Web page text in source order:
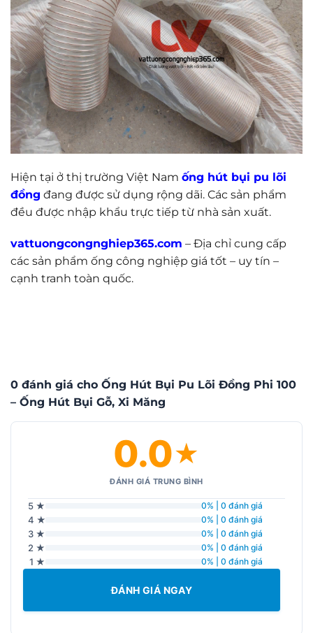
Hiện tại ở thị trường Việt Nam ống hút bụi pu lõi
đồng đang được sử dụng rộng dãi. Các sản phẩm
đều được nhập khẩu trực tiếp từ nhà sản xuất.
vattuongcongnghiep365.com – Địa chỉ cung cấp
các sản phẩm ống công nghiệp giá tốt – uy tín –
cạnh tranh toàn quốc.
0 đánh giá cho Ống Hút Bụi Pu Lõi Đồng Phi 100
– Ống Hút Bụi Gỗ, Xi Măng
0.0★
ĐÁNH GIÁ TRUNG BÌNH
5 ★ 0% | 0 đánh giá
4 ★ 0% | 0 đánh giá
3 ★ 0% | 0 đánh giá
2 ★ 0% | 0 đánh giá
1 ★ 0% | 0 đánh giá
ĐÁNH GIÁ NGAY